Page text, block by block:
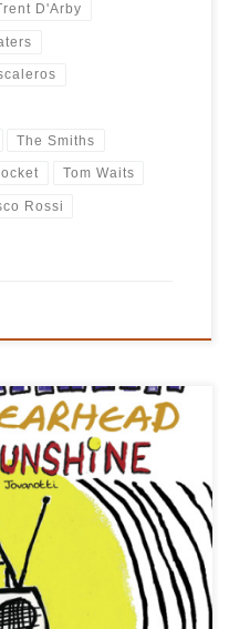
D'Arby
The Smiths
Tom Waits
Rossi
estate, che amano
migliore che ci sia. The
Lorenzo Jovanotti] –
della canzone che dà il
& Spearhead. […]